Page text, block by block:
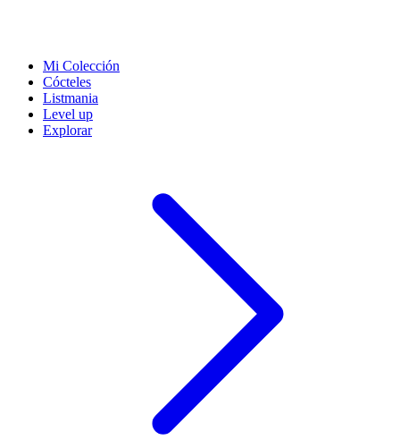
Mi Colección
Cócteles
Listmania
Level up
Explorar